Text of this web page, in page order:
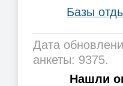
Базы
Дата
анкеты: 9375.
Нашли